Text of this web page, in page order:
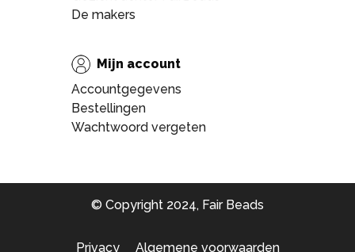
De makers
Mijn account
Accountgegevens
Bestellingen
Wachtwoord vergeten
© Copyright 2024, Fair Beads
Privacy Algemene voorwaarden